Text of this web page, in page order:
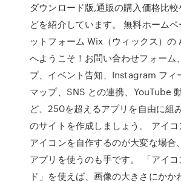
ダウンロード版,通販の購入価格比
どを紹介しています。 無料ホーム
ットフォーム Wix（ウィックス）
へようこそ！お問い合わせフォーム
プ、イベント告知、Instagram フ
マップ、SNS との連携、YouTube
ど、250を超えるアプリを自由に組
のサイトを作成しましょう。 アイ
アイコンを自作するのが大変な場合
アプリを使うのも手です。 「アイ
ド」を使えば、画像の大きさにかか